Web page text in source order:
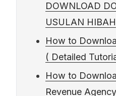
DOWNLOAD
USULAN HIBAH
How to
( Detailed
How to
Revenue